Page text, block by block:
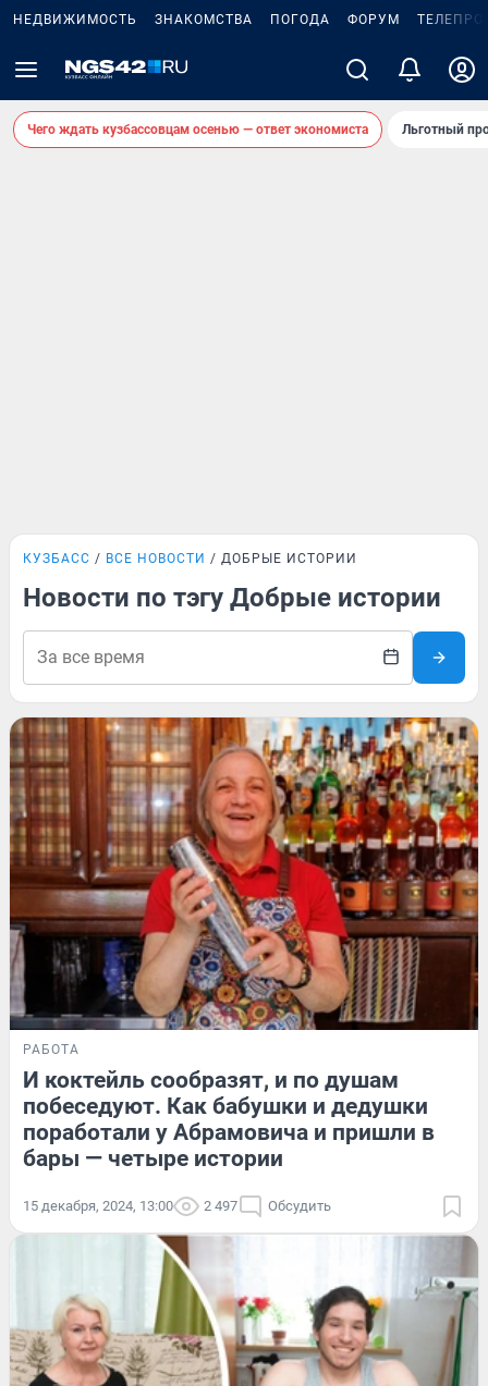
НЕДВИЖИМОСТЬ ЗНАКОМСТВА ПОГОДА ФОРУМ
Чего ждать кузбассовцам осенью — ответ экономиста Льготный
КУЗБАСС ВСЕ НОВОСТИ ДОБРЫЕ ИСТОРИИ
Новости по тэгу Добрые истории
РАБОТА
И коктейль сообразят, и по душам
побеседуют. Как бабушки и дедушки
поработали у Абрамовича и пришли в
бары — четыре истории
15 декабря, 2024, 13:00 2 497 Обсудить